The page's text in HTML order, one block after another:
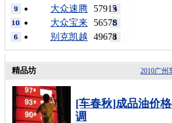
57915
大众速腾
56578
大众宝来
49678
别克凯越
2010广州
精品坊
[车春秋]成品油价
调